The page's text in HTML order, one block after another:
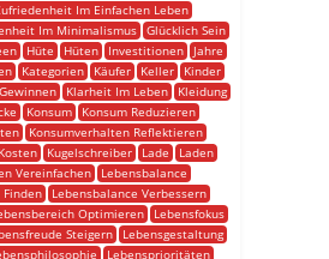
Im Einfachen Leben
Im Minimalismus
Glücklich Sein
Hüte Hüten Investitionen
Jahre
Kategorien Käufer Keller
Kinder
Klarheit Im Leben
Kleidung
Konsum
Konsum Reduzieren
Konsumverhalten Reflektieren
Kosten Kugelschreiber Lade
Laden
Vereinfachen
Lebensbalance
Finden
Lebensbalance Verbessern
Optimieren
Lebensfokus
Steigern
Lebensgestaltung
Lebensprioritäten